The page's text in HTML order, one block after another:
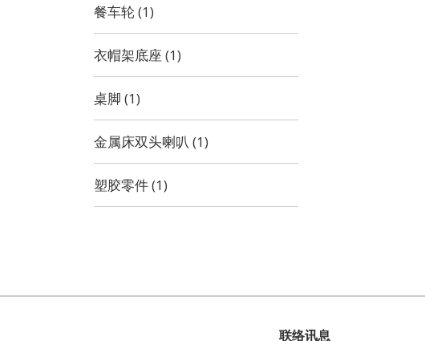
餐车轮 (1)
衣帽架底座 (1)
桌脚 (1)
金属床双头喇叭 (1)
塑胶零件 (1)
联络讯息